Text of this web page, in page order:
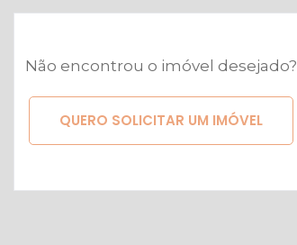
Não encontrou o imóvel desejado?
QUERO SOLICITAR UM IMÓVEL